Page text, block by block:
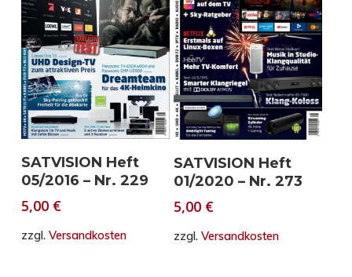
In den Warenkorb
SATVISION Heft
05/2016 – Nr. 229
5,00 €
zzgl. Versandkosten
In den Warenkorb
SATVISION Heft
01/2020 – Nr. 273
5,00 €
zzgl.Versandkosten